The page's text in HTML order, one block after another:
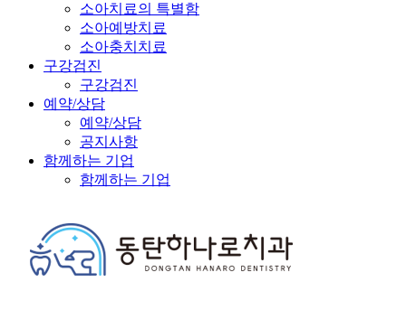
소아치료의 특별함
소아예방치료
소아충치치료
구강검진
구강검진
예약/상담
예약/상담
공지사항
함께하는 기업
함께하는 기업